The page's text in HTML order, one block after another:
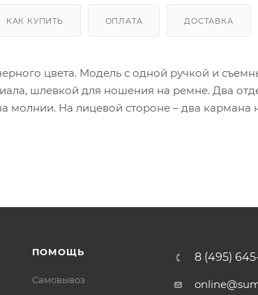
КАК КУПИТЬ ОПЛАТА ДОСТАВКА
цвета. Модель с одной ручкой и
шлевкой для ношения на ремне. Два
На лицевой стороне – два кармана
ПОМОЩЬ
Самовывоз
8 (495)